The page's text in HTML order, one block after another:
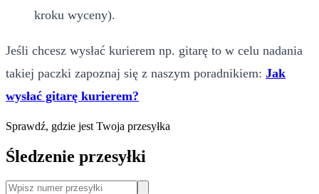
kroku wyceny).
Jeśli chcesz wysłać kurierem np. gitarę to w celu nadania
takiej paczki zapoznaj się z naszym poradnikiem: Jak
wysłać gitarę kurierem?
Sprawdź, gdzie jest Twoja przesyłka
Śledzenie przesyłki